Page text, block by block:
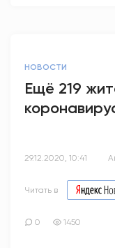
НОВОСТИ
Ещё 219
29.12.2020, 10:41
Читать в
0 1450